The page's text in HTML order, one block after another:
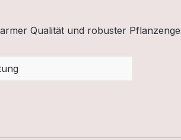
Qualität und robuster